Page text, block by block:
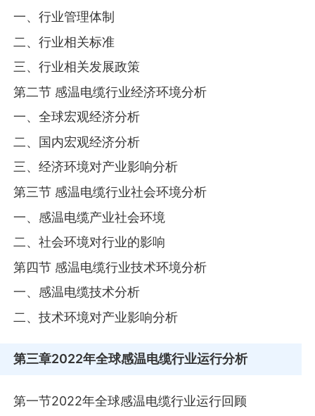
一、行业管理体制
二、行业相关标准
三、行业相关发展政策
第二节 感温电缆行业经济环境分析
一、全球宏观经济分析
二、国内宏观经济分析
三、经济环境对产业影响分析
第三节 感温电缆行业社会环境分析
一、感温电缆产业社会环境
二、社会环境对行业的影响
第四节 感温电缆行业技术环境分析
一、感温电缆技术分析
二、技术环境对产业影响分析
第三章2022年全球感温电缆行业运行分析
第一节2022年全球感温电缆行业运行回顾